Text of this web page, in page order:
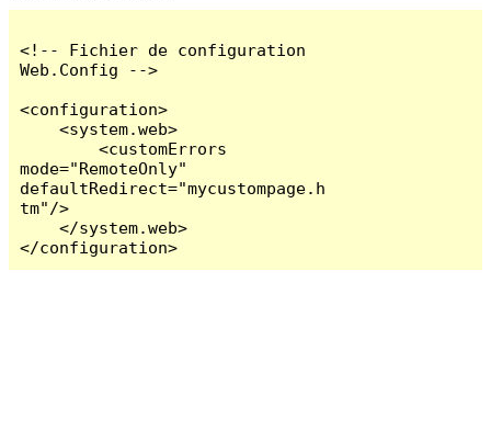
<!-- Fichier de configuration
Web.Config -->
<configuration>
    <system.web>
        <customErrors
mode="RemoteOnly"
defaultRedirect="mycustompage.h
tm"/>
    </system.web>
</configuration>